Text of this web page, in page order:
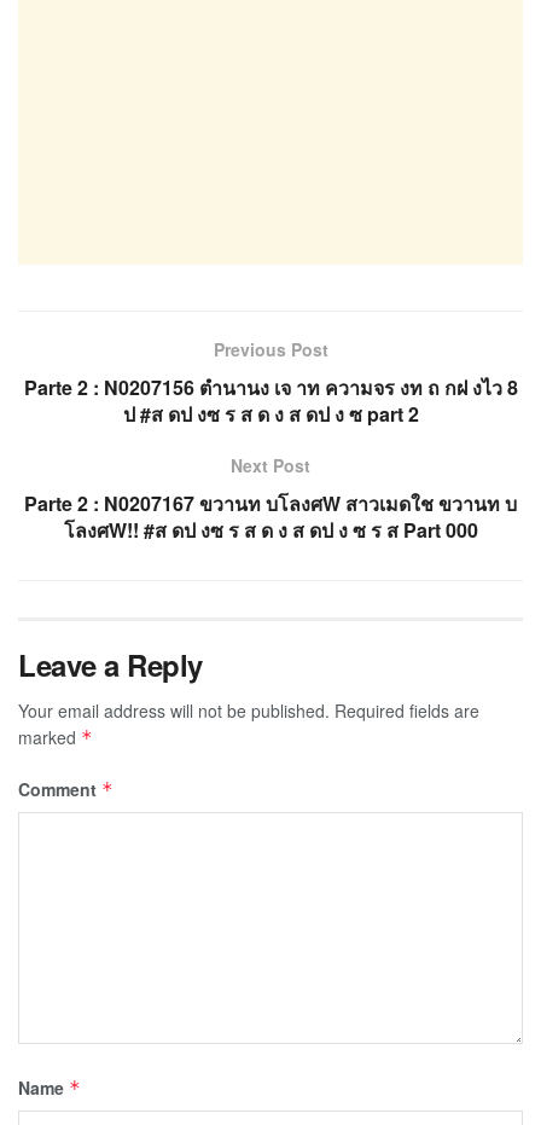
Previous Post
Parte 2 : N0207156 ตำนานง เจ าท ความจร งท ถ กฝ งไว 8
ป #ส ดป งซ ร ส ด ง ส ดป ง ซ part 2
Next Post
Parte 2 : N0207167 ขวานท บโลงศW สาวเมดใช ขวานท บ
โลงศW!! #ส ดป งซ ร ส ด ง ส ดป ง ซ ร ส Part 000
Leave a Reply
Your email address will not be published. Required fields are
marked *
Comment *
Name *